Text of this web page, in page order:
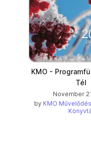
KMO -
Tél
November
by KMO